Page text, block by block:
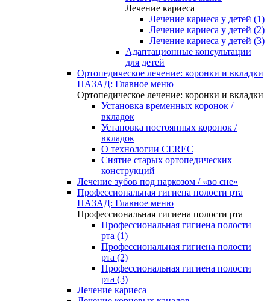
Лечение кариеса
Лечение кариеса у детей (1)
Лечение кариеса у детей (2)
Лечение кариеса у детей (3)
Адаптационные консультации
для детей
Ортопедическое лечение: коронки и вкладки
НАЗАД: Главное меню
Ортопедическое лечение: коронки и вкладки
Установка временных коронок /
вкладок
Установка постоянных коронок /
вкладок
О технологии CEREC
Снятие старых ортопедических
конструкций
Лечение зубов под наркозом / «во сне»
Профессиональная гигиена полости рта
НАЗАД: Главное меню
Профессиональная гигиена полости рта
Профессиональная гигиена полости
рта (1)
Профессиональная гигиена полости
рта (2)
Профессиональная гигиена полости
рта (3)
Лечение кариеса